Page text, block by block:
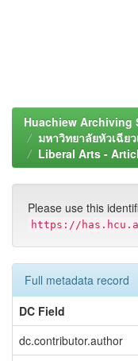
Huachiew Archiving
มหาวิทยาลัยหัวเฉีย
Liberal Arts -
Please use this
https://
Full metadata record
DC Field
dc.contributor.author